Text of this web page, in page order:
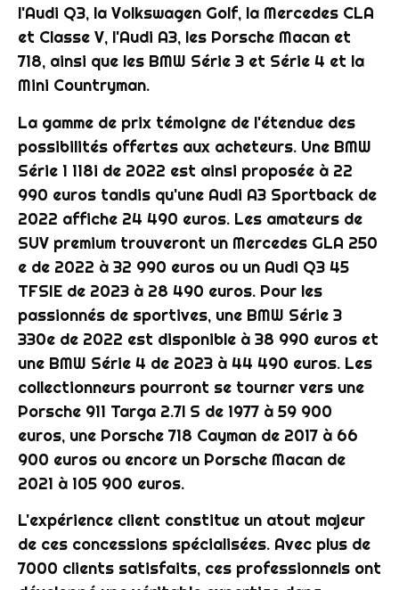
l'Audi Q3, la Volkswagen Golf, la Mercedes CLA
et Classe V, l'Audi A3, les Porsche Macan et
718, ainsi que les BMW Série 3 et Série 4 et la
Mini Countryman.
La gamme de prix témoigne de l'étendue des
possibilités offertes aux acheteurs. Une BMW
Série 1 118i de 2022 est ainsi proposée à 22
990 euros tandis qu'une Audi A3 Sportback de
2022 affiche 24 490 euros. Les amateurs de
SUV premium trouveront un Mercedes GLA 250
e de 2022 à 32 990 euros ou un Audi Q3 45
TFSIE de 2023 à 28 490 euros. Pour les
passionnés de sportives, une BMW Série 3
330e de 2022 est disponible à 38 990 euros et
une BMW Série 4 de 2023 à 44 490 euros. Les
collectionneurs pourront se tourner vers une
Porsche 911 Targa 2.7l S de 1977 à 59 900
euros, une Porsche 718 Cayman de 2017 à 66
900 euros ou encore un Porsche Macan de
2021 à 105 900 euros.
L'expérience client constitue un atout majeur
de ces concessions spécialisées. Avec plus de
7000 clients satisfaits, ces professionnels ont